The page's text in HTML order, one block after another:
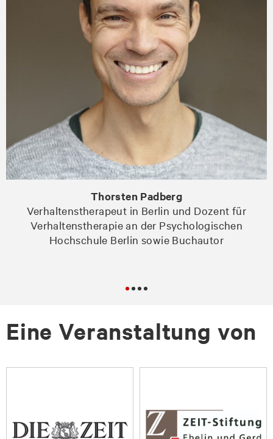
Thorsten Padberg
Verhaltenstherapeut in Berlin und Dozent für
Verhaltenstherapie an der Psychologischen
Hochschule Berlin sowie Buchautor
Eine Veranstaltung von